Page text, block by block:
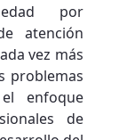
por
atención
vez más
problemas
enfoque
de